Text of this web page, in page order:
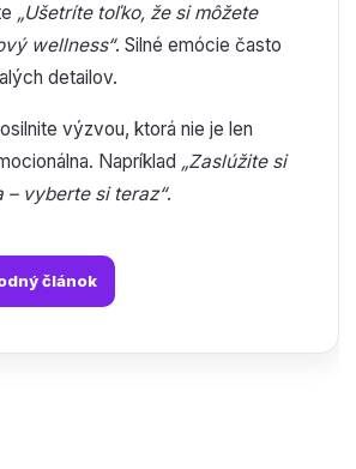
„Ušetríte toľko, že si môžete
wellness“. Silné emócie často
detailov.
výzvou, ktorá nie je len
Napríklad „Zaslúžite si
– vyberte si teraz“.
článok